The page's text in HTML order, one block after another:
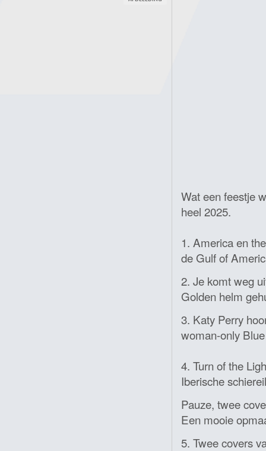
Wat een feestje
heel 2025.
1. America en
de Gulf of
2. Je komt weg
Golden helm
3. Katy Perry
woman-only
4. Turn of the
Iberische
Pauze, twee
Een mooie
5. Twee covers